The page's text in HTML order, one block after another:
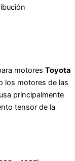
motores Toyota
los motores de las
principalmente
tensor de la